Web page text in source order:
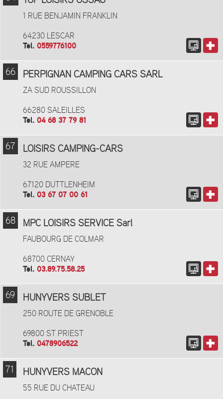
1 RUE BENJAMIN FRANKLIN
64230 LESCAR
Tel. 0559776100
66 PERPIGNAN CAMPING CARS SARL
ZA SUD ROUSSILLON
66280 SALEILLES
Tel. 04 68 37 79 81
67 LOISIRS CAMPING-CARS
32 RUE AMPERE
67120 DUTTLENHEIM
Tel. 03 67 07 00 61
68 MPC LOISIRS SERVICE Sarl
FAUBOURG DE COLMAR
68700 CERNAY
Tel. 03.89.75.58.25
69 HUNYVERS SUBLET
250 ROUTE DE GRENOBLE
69800 ST PRIEST
Tel. 0478906522
71 HUNYVERS MACON
55 RUE DU CHATEAU